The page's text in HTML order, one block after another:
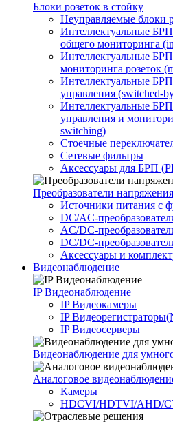
Блоки розеток в стойку
Неуправляемые блоки
Интеллектуальные
общего мониторинга
Интеллектуальные
мониторинга розеток
Интеллектуальные
управления (switched-
Интеллектуальные
управления и
switching)
Стоечные
Сетевые фильтры
Аксессуары для БРП
Преобразователи напряжения
Источники питания c
DC/AC-
AC/DC-
DC/DC-
Аксессуары и
Видеонаблюдение
IP Видеонаблюдение
IP Видеокамеры
IP
IP Видеосерверы
Видеонаблюдение для
Аналоговое
Камеры
HDCVI/HDTVI/AHD/